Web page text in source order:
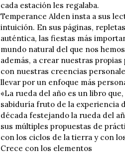
cada estación les regalaba.
Temperance Alden insta a sus
intuición. En sus páginas,
auténtica, las fiestas más
mundo natural del que nos
además, a crear nuestras
con nuestras creencias
llevar por un enfoque más
«La rueda del año es un libro
sabiduría fruto de la experiencia
década festejando la rueda del
sus múltiples propuestas de
con los ciclos de la tierra y con
Crece con los elementos